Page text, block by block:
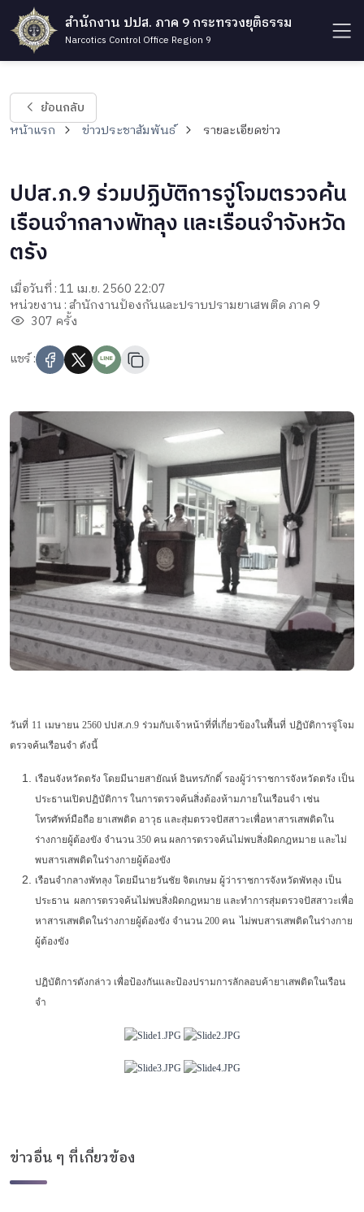
สำนักงาน ปปส. ภาค 9 กระทรวงยุติธรรม
Narcotics Control Office Region 9
ย้อนกลับ
หน้าแรก ข่าวประชาสัมพันธ์ รายละเอียดข่าว
ปปส.ภ.9 ร่วมปฏิบัติการจู่โจมตรวจค้น
เรือนจำกลางพัทลุง และเรือนจำจังหวัด
ตรัง
เมื่อวันที่ : 11 เม.ย. 2560 22:07
หน่วยงาน : สำนักงานป้องกันและปราบปรามยาเสพติด ภาค 9
307 ครั้ง
แชร์ :
วันที่ 11 เมษายน 2560 ปปส.ภ.9 ร่วมกับเจ้าหน้าที่ที่เกี่ยวข้องในพื้นที่ ปฏิบัติการจู่โจม
ตรวจค้นเรือนจำ ดังนี้
เรือนจังหวัดตรัง โดยมีนายสายัณห์ อินทรภักดิ์ รองผู้ว่าราชการจังหวัดตรัง เป็น
ประธานเปิดปฏิบัติการ ในการตรวจค้นสิ่งต้องห้ามภายในเรือนจำ เช่น
โทรศัพท์มือถือ ยาเสพติด อาวุธ และสุ่มตรวจปัสสาวะเพื่อหาสารเสพติดใน
ร่างกายผู้ต้องขัง จำนวน 350 คน ผลการตรวจค้นไม่พบสิ่งผิดกฎหมาย และไม่
พบสารเสพติดในร่างกายผู้ต้องขัง
เรือนจำกลางพัทลุง โดยมีนายวันชัย จิตเกษม ผู้ว่าราชการจังหวัดพัทลุง เป็น
ประธาน ผลการตรวจค้นไม่พบสิ่งผิดกฎหมาย และทำการสุ่มตรวจปัสสาวะเพื่อ
หาสารเสพติดในร่างกายผู้ต้องขัง จำนวน 200 คน ไม่พบสารเสพติดในร่างกาย
ผู้ต้องขัง
ปฏิบัติการดังกล่าว เพื่อป้องกันและป้องปรามการลักลอบค้ายาเสพติดในเรือน
จำ
ข่าวอื่น ๆ ที่เกี่ยวข้อง